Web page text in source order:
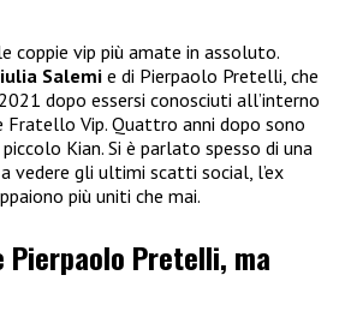
coppie vip più amate in assoluto.
Salemie di Pierpaolo Pretelli, che
dopo essersi conosciuti all’interno
Fratello Vip. Quattro anni dopo sono
Kian. Si è parlato spesso di una
vedere gli ultimi scatti social, l’ex
più uniti che mai.
Pierpaolo Pretelli, ma